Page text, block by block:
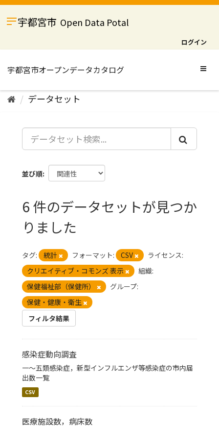
ス
宇都宮市 Open Data Potal
ログイン
データセット
並び順
6 件のデータセットが見つか
りました
タグ: 統計 フォーマット: CSV
ライセンス:
クリエイティブ・コモンズ 表示
組織:
保健福祉部（保健所）
グループ:
保健・健康・衛生
フィルタ結果
感染症動向調査
一～五類感染症，新型インフルエンザ等感染症の市内届
出数一覧
CSV
医療施設数，病床数